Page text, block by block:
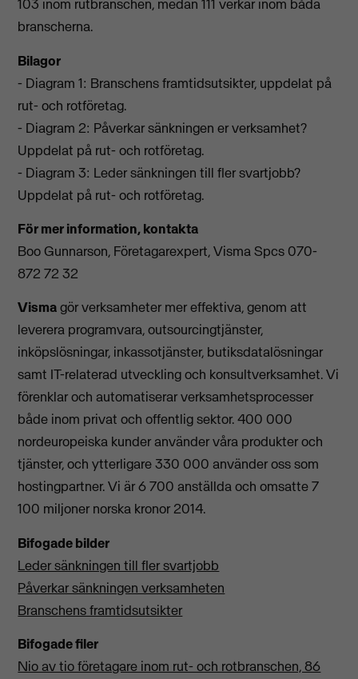
103 inom rutbranschen, medan 111 verkar inom båda
branscherna.
Bilagor
- Diagram 1: Branschens framtidsutsikter, uppdelat på
rut- och rotföretag.
- Diagram 2: Påverkar sänkningen er verksamhet?
Uppdelat på rut- och rotföretag.
- Diagram 3: Leder sänkningen till fler svartjobb?
Uppdelat på rut- och rotföretag.
För mer information, kontakta
Boo Gunnarson, Företagarexpert, Visma Spcs 070-
872 72 32
Vismagör verksamheter mer effektiva, genom att
leverera programvara, outsourcingtjänster,
inköpslösningar, inkassotjänster, butiksdatalösningar
samt IT-relaterad utveckling och konsultverksamhet. Vi
förenklar och automatiserar verksamhetsprocesser
både inom privat och offentlig sektor. 400 000
nordeuropeiska kunder använder våra produkter och
tjänster, och ytterligare 330 000 använder oss som
hostingpartner. Vi är 6 700 anställda och omsatte 7
100 miljoner norska kronor 2014.
Bifogade bilder
Leder sänkningen till fler svartjobb
Påverkar sänkningen verksamheten
Branschens framtidsutsikter
Bifogade filer
Nio av tio företagare inom rut- och rotbranschen, 86